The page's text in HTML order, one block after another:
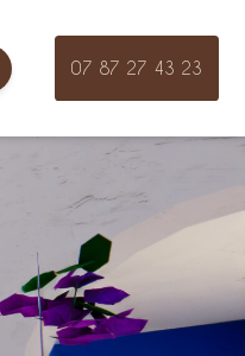
07 87 27 43 23